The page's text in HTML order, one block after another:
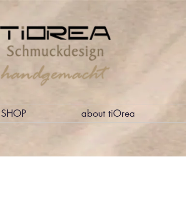
SHOP about tiOrea